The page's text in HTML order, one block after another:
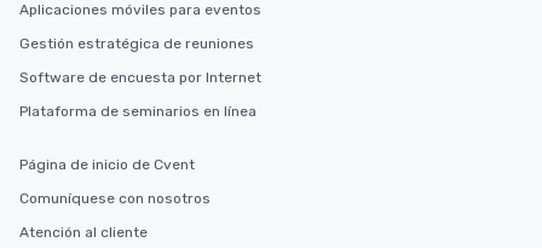
Aplicaciones móviles para eventos
Gestión estratégica de reuniones
Software de encuesta por Internet
Plataforma de seminarios en línea
Página de inicio de Cvent
Comuníquese con nosotros
Atención al cliente